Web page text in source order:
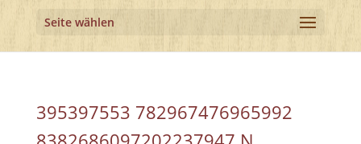
Seite wählen
395397553 782967476965992